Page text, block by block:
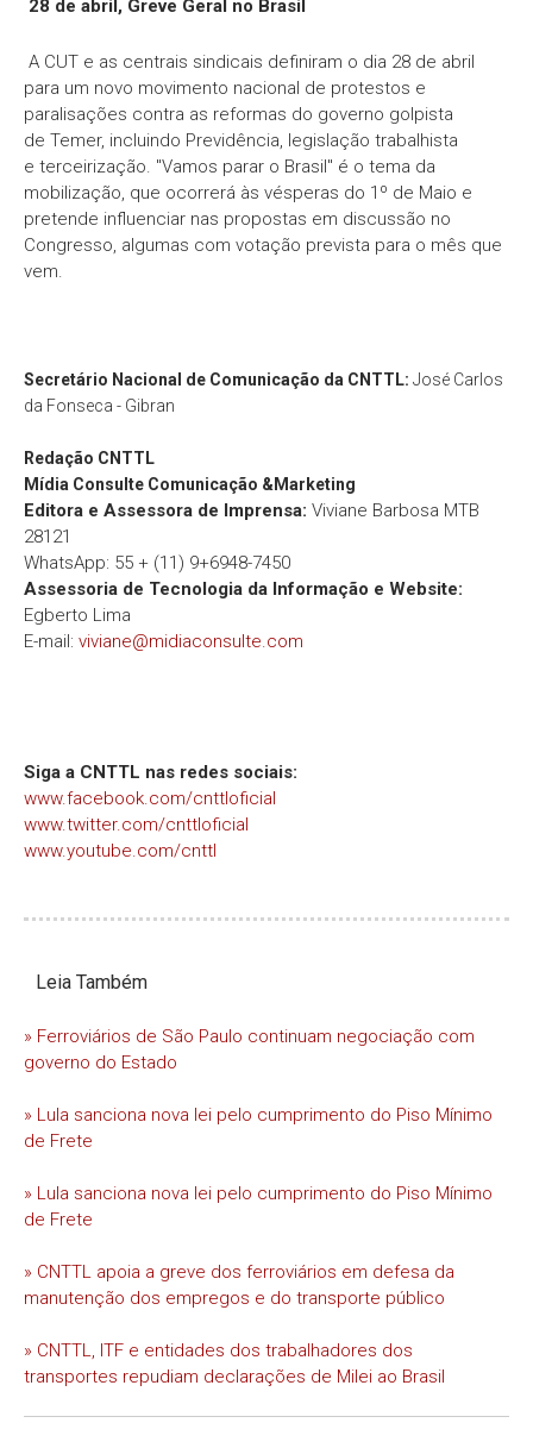
28 de abril, Greve Geral no Brasil
A CUT e as centrais sindicais definiram o dia 28 de abril
para um novo movimento nacional de protestos e
paralisações contra as reformas do governo golpista
de Temer, incluindo Previdência, legislação trabalhista
e terceirização. "Vamos parar o Brasil" é o tema da
mobilização, que ocorrerá às vésperas do 1º de Maio e
pretende influenciar nas propostas em discussão no
Congresso, algumas com votação prevista para o mês que
vem.
Secretário Nacional de Comunicação da CNTTL: José Carlos
da Fonseca - Gibran
Redação CNTTL
Mídia Consulte Comunicação &Marketing
Editora e Assessora de Imprensa: Viviane Barbosa MTB
28121
WhatsApp: 55 + (11) 9+6948-7450
Assessoria de Tecnologia da Informação e Website:
Egberto Lima
E-mail: viviane@midiaconsulte.com
Siga a CNTTL nas redes sociais:
www.facebook.com/cnttloficial
www.twitter.com/cnttloficial
www.youtube.com/cnttl
Leia Também
» Ferroviários de São Paulo continuam negociação com
governo do Estado
» Lula sanciona nova lei pelo cumprimento do Piso Mínimo
de Frete
» Lula sanciona nova lei pelo cumprimento do Piso Mínimo
de Frete
» CNTTL apoia a greve dos ferroviários em defesa da
manutenção dos empregos e do transporte público
» CNTTL, ITF e entidades dos trabalhadores dos
transportes repudiam declarações de Milei ao Brasil